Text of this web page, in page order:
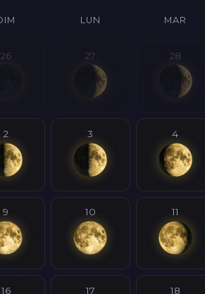
LUN MAR
26 27 28
2 3 4
9 10 11
16 17 18